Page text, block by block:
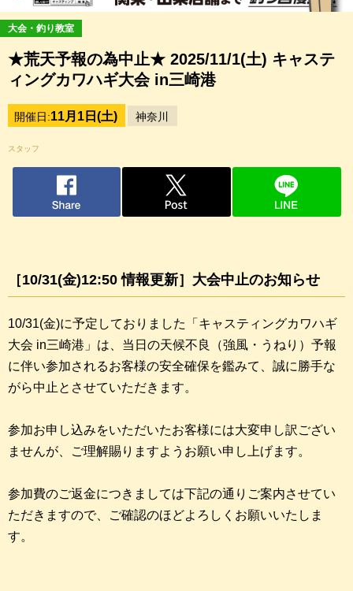
大会・釣り教室
★荒天予報の為中止★ 2025/11/1(土) キャステ
ィングカワハギ大会 in三崎港
開催日:11月1日(土) 神奈川
スタッフ
［10/31(金)12:50 情報更新］大会中止のお知らせ
10/31(金)に予定しておりました「キャスティングカワハギ
大会 in三崎港」は、当日の天候不良（強風・うねり）予報
に伴い参加されるお客様の安全確保を鑑みて、誠に勝手な
がら中止とさせていただきます。
参加お申し込みをいただいたお客様には大変申し訳ござい
ませんが、ご理解賜りますようお願い申し上げます。
参加費のご返金につきましては下記の通りご案内させてい
ただきますので、ご確認のほどよろしくお願いいたしま
す。